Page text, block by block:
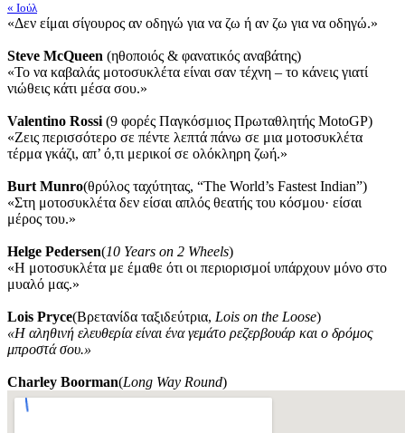
« Ιούλ
«Δεν είμαι σίγουρος αν οδηγώ για να ζω ή αν ζω για να οδηγώ.»
Steve McQueen (ηθοποιός & φανατικός αναβάτης)
«Το να καβαλάς μοτοσυκλέτα είναι σαν τέχνη – το κάνεις γιατί
νιώθεις κάτι μέσα σου.»
Valentino Rossi (9 φορές Παγκόσμιος Πρωταθλητής MotoGP)
«Ζεις περισσότερο σε πέντε λεπτά πάνω σε μια μοτοσυκλέτα
τέρμα γκάζι, απ’ ό,τι μερικοί σε ολόκληρη ζωή.»
Burt Munro(θρύλος ταχύτητας, “The World’s Fastest Indian”)
«Στη μοτοσυκλέτα δεν είσαι απλός θεατής του κόσμου· είσαι
μέρος του.»
Helge Pedersen(10 Years on 2 Wheels)
«Η μοτοσυκλέτα με έμαθε ότι οι περιορισμοί υπάρχουν μόνο στο
μυαλό μας.»
Lois Pryce(Βρετανίδα ταξιδεύτρια, Lois on the Loose)
«Η αληθινή ελευθερία είναι ένα γεμάτο ρεζερβουάρ και ο δρόμος
μπροστά σου.»
Charley Boorman(Long Way Round)